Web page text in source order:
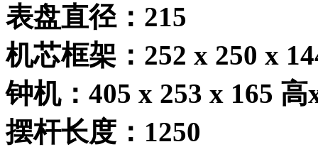
表盘直径： 215
机芯框架： 252 x 250 x
钟机： 405 x 253 x 165 高
摆杆长度： 1250